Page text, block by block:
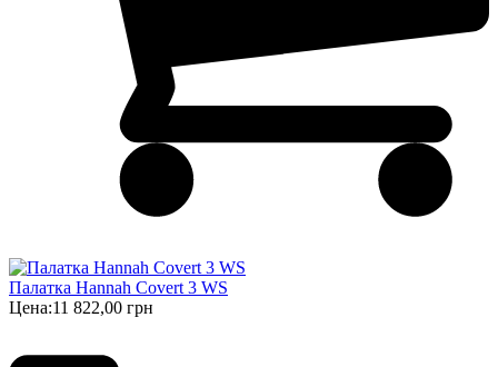
Палатка Hannah Covert 3 WS
Цена:11 822,00 грн